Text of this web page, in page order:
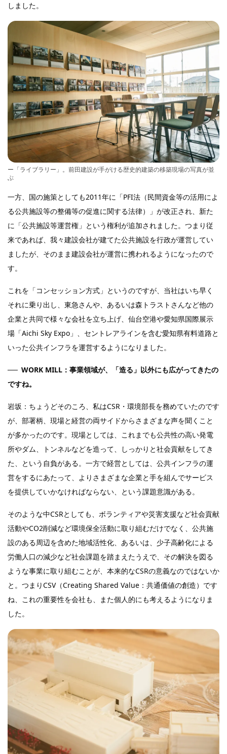
しました。
ー「ライブラリー」。前田建設が手がける歴史的建築の移築現場の写真が並
ぶ
一方、国の施策としても2011年に「PFI法（民間資金等の活用によ
る公共施設等の整備等の促進に関する法律）」が改正され、新た
に「公共施設等運営権」という権利が追加されました。つまり従
来であれば、我々建設会社が建てた公共施設を行政が運営してい
ましたが、そのまま建設会社が運営に携われるようになったので
す。
これを「コンセッション方式」というのですが、当社はいち早く
それに乗り出し、東急さんや、あるいは森トラストさんなど他の
企業と共同で様々な会社を立ち上げ、仙台空港や愛知県国際展示
場「Aichi Sky Expo」、セントレアラインを含む愛知県有料道路と
いった公共インフラを運営するようになりました。
WORK MILL：事業領域が、「造る」以外にも広がってきたの
ですね。
岩坂：ちょうどそのころ、私はCSR・環境部長を務めていたのです
が、部署柄、現場と経営の両サイドからさまざまな声を聞くこと
が多かったのです。現場としては、これまでも公共性の高い発電
所やダム、トンネルなどを造って、しっかりと社会貢献をしてき
た、という自負がある。一方で経営としては、公共インフラの運
営をするにあたって、よりさまざまな企業と手を組んでサービス
を提供していかなければならない、という課題意識がある。
そのような中CSRとしても、ボランティアや災害支援など社会貢献
活動やCO2削減など環境保全活動に取り組むだけでなく、公共施
設のある周辺を含めた地域活性化、あるいは、少子高齢化による
労働人口の減少など社会課題を踏まえたうえで、その解決を図る
ような事業に取り組むことが、本来的なCSRの意義なのではないか
と。つまりCSV（Creating Shared Value：共通価値の創造）です
ね、これの重要性を会社も、また個人的にも考えるようになりま
した。